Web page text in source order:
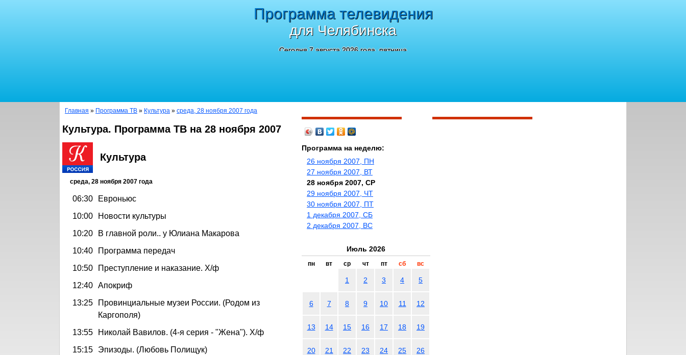
Программа телевидения
для Челябинска
Сегодня 7 августа 2026 года, пятница
Главная » Программа ТВ » Культура » среда, 28 ноября 2007 года
Культура. Программа ТВ на 28 ноября 2007
Культура
среда, 28 ноября 2007 года
06:30
Евроньюс
10:00
Новости культуры
10:20
В главной роли.. у Юлиана Макарова
10:40
Программа передач
10:50
Преступление и наказание. Х/ф
12:40 Апокриф
13:25
Провинциальные музеи России. (Родом из
Каргополя)
13:55
Николай Вавилов. (4-я серия - "Жена"). Х/ф
15:15
Эпизоды. (Любовь Полищук)
Программа на неделю:
26 ноября 2007, ПН
27 ноября 2007, ВТ
28 ноября 2007, СР
29 ноября 2007, ЧТ
30 ноября 2007, ПТ
1 декабря 2007, СБ
2 декабря 2007, ВС
Июль 2026
пн вт ср чт пт сб вс
1 2 3 4 5
6 7 8 9 10 11 12
13 14 15 16 17 18 19
20 21 22 23 24 25 26